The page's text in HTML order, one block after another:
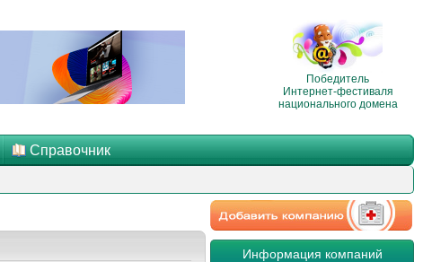
Победитель
Интернет-фестиваля
национального домена
Справочник
Информация компаний